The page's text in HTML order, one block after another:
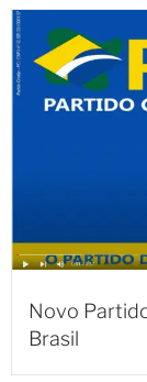
Novo
Brasil